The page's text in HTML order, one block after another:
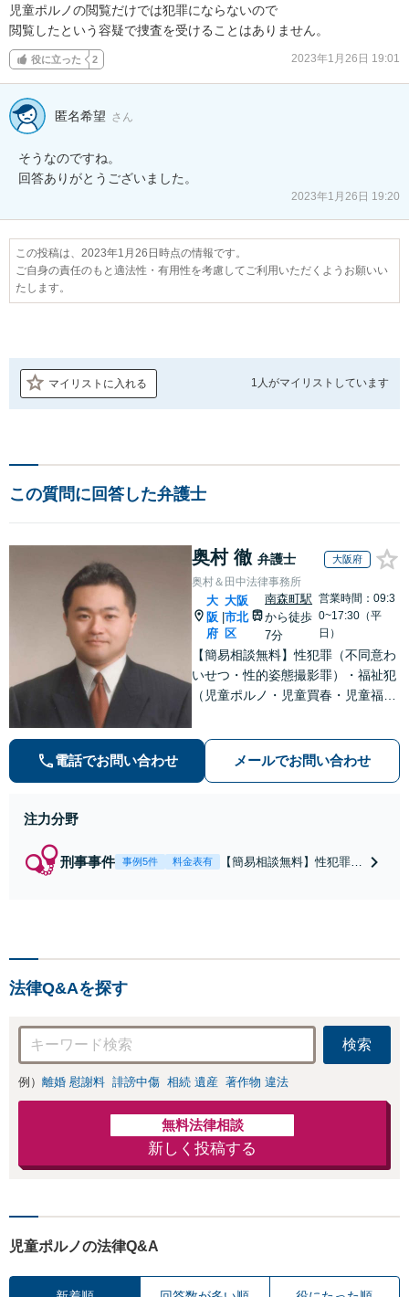
児童ポルノの閲覧だけでは犯罪にならないので
閲覧したという容疑で捜査を受けることはありません。
役に立った 2 2023年1月26日 19:01
匿名希望 さん
そうなのですね。
回答ありがとうございました。
2023年1月26日 19:20
この投稿は、2023年1月26日時点の情報です。
ご自身の責任のもと適法性・有用性を考慮してご利用いただくようお願いい
たします。
マイリストに入れる 1人がマイリストしています
この質問に回答した弁護士
奥村 徹 弁護士 大阪府
奥村＆田中法律事務所
大
阪
府
大阪
市北
区
南森町駅
から徒歩
7分
営業時間：09:3
0~17:30（平
日）
【簡易相談無料】性犯罪（不同意わ
いせつ・性的姿態撮影罪）・福祉犯
（児童ポルノ・児童買春・児童福祉
等）に非常に詳しい弁護士です
電話でお問い合わせ メールでお問い合わせ
注力分野
刑事事件 事例5件 料金表有
【簡易相談無料】性犯罪
法律Q&Aを探す
検索
例） 離婚 慰謝料 誹謗中傷 相続 遺産 著作物 違法
無料法律相談
新しく投稿する
児童ポルノの法律Q&A